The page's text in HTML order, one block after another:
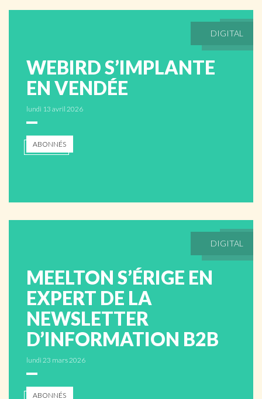
DIGITAL
WEBIRD S’IMPLANTE
EN VENDÉE
lundi 13 avril 2026
ABONNÉS
DIGITAL
MEELTON S’ÉRIGE EN
EXPERT DE LA
NEWSLETTER
D’INFORMATION B2B
lundi 23 mars 2026
ABONNÉS